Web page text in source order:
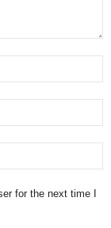
for the next time I